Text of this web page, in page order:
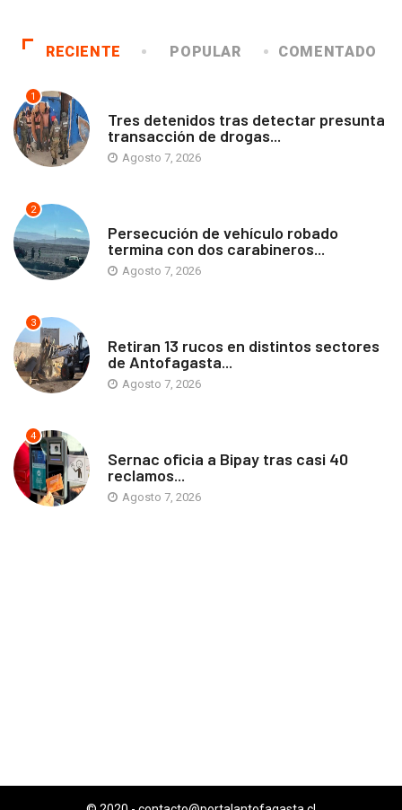
RECIENTE POPULAR COMENTADO
1
Tres detenidos tras detectar presunta
transacción de drogas...
Agosto 7, 2026
2
Persecución de vehículo robado
termina con dos carabineros...
Agosto 7, 2026
3
Retiran 13 rucos en distintos sectores
de Antofagasta...
Agosto 7, 2026
4
Sernac oficia a Bipay tras casi 40
reclamos...
Agosto 7, 2026